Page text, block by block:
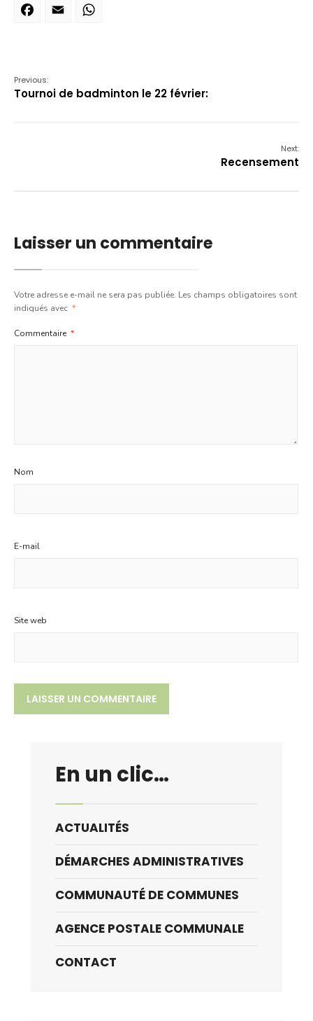
Facebook
Email
Previous:
Tournoi de badminton le 22 février:
Next:
Recensement
Laisser un commentaire
Votre adresse e-mail ne sera pas publiée. Les champs obligatoires sont
indiqués avec *
Commentaire *
Nom
E-mail
Site web
En un clic…
ACTUALITÉS
DÉMARCHES ADMINISTRATIVES
COMMUNAUTÉ DE COMMUNES
AGENCE POSTALE COMMUNALE
CONTACT